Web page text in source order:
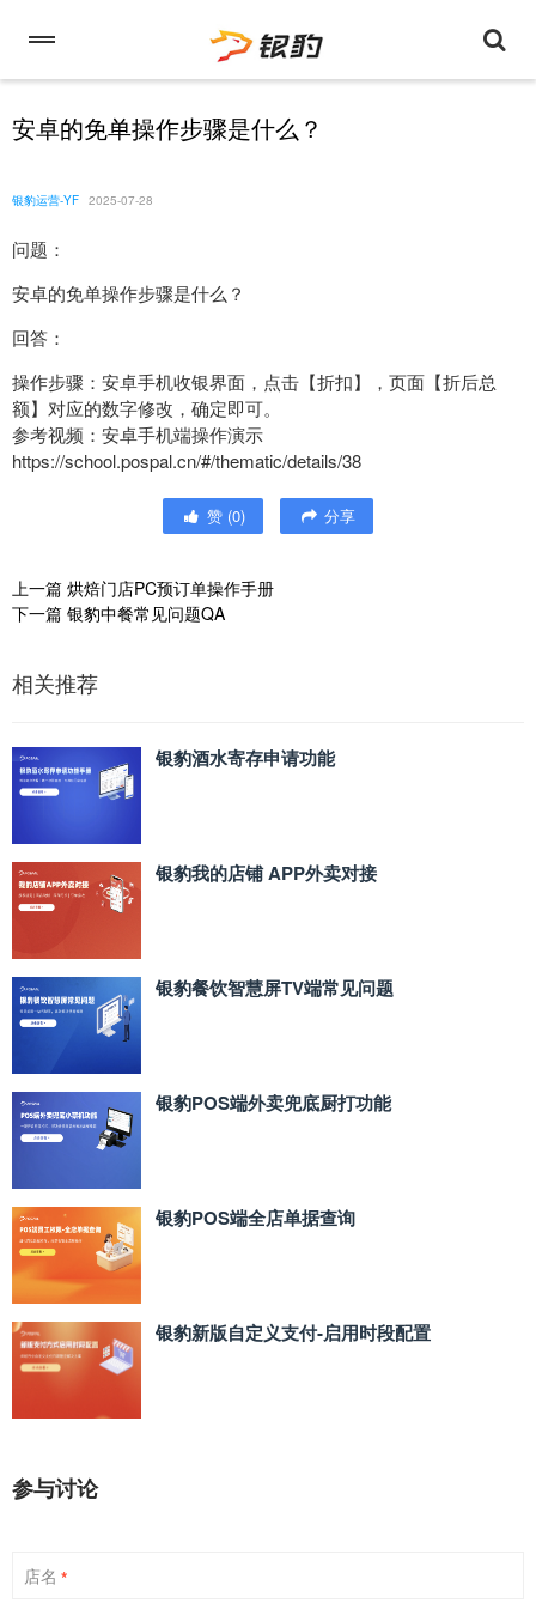
安卓的免单操作步骤是什么？
银豹运营-YF 2025-07-28
问题：
安卓的免单操作步骤是什么？
回答：
操作步骤：安卓手机收银界面，点击【折扣】，页面【折后总
额】对应的数字修改，确定即可。
参考视频：安卓手机端操作演示
https://school.pospal.cn/#/thematic/details/38
赞 (0) 分享
上一篇 烘焙门店PC预订单操作手册
下一篇 银豹中餐常见问题QA
相关推荐
银豹酒水寄存申请功能
银豹我的店铺 APP外卖对接
银豹餐饮智慧屏TV端常见问题
银豹POS端外卖兜底厨打功能
银豹POS端全店单据查询
银豹新版自定义支付‑启用时段配置
参与讨论
店名 *